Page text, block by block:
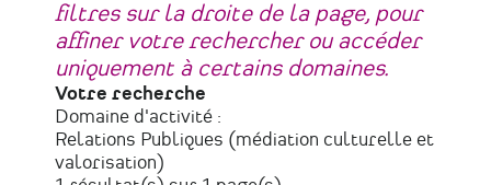
filtres sur la droite de la page, pour
affiner votre rechercher ou accéder
uniquement à certains domaines.
Votre recherche
Domaine d'activité :
Relations Publiques (médiation culturelle et
valorisation)